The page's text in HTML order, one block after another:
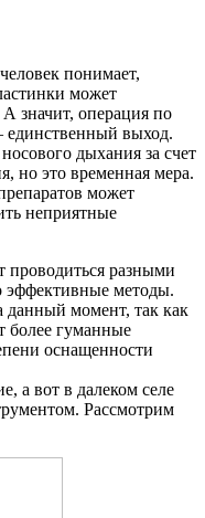
понимает,
может
значит, операция по
единственный выход.
дыхания за счет
но это временная мера.
может
неприятные
проводиться разными
эффективные методы.
момент, так как
более гуманные
оснащенности
а вот в далеком селе
Рассмотрим